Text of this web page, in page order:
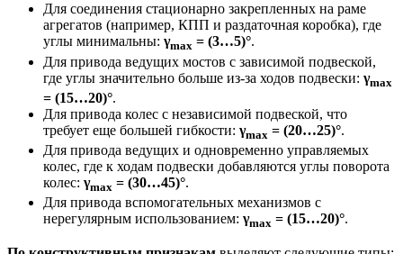
Для соединения стационарно закрепленных на раме
агрегатов (например, КПП и раздаточная коробка), где
углы минимальны: γmax = (3…5)°.
Для привода ведущих мостов с зависимой подвеской,
где углы значительно больше из-за ходов подвески: γmax
= (15…20)°.
Для привода колес с независимой подвеской, что
требует еще большей гибкости: γmax = (20…25)°.
Для привода ведущих и одновременно управляемых
колес, где к ходам подвески добавляются углы поворота
колес: γmax = (30…45)°.
Для привода вспомогательных механизмов с
нерегулярным использованием: γmax = (15…20)°.